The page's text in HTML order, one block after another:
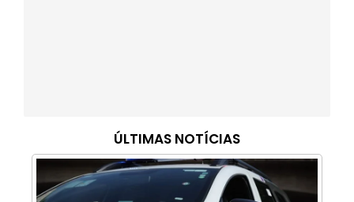
ÚLTIMAS NOTÍCIAS